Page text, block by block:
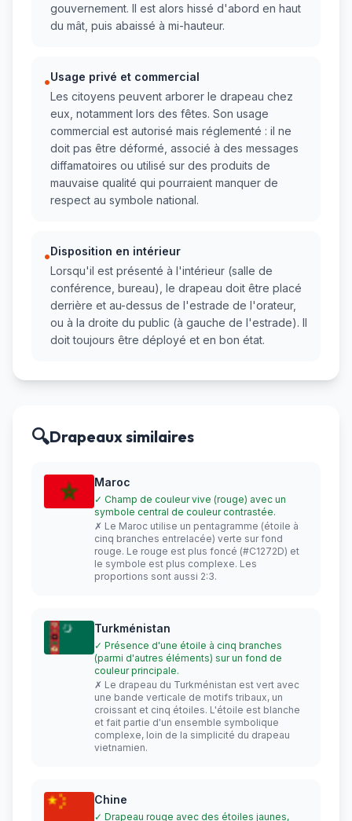
gouvernement. Il est alors hissé d'abord en haut
du mât, puis abaissé à mi-hauteur.
•Usage privé et commercial
Les citoyens peuvent arborer le drapeau chez
eux, notamment lors des fêtes. Son usage
commercial est autorisé mais réglementé : il ne
doit pas être déformé, associé à des messages
diffamatoires ou utilisé sur des produits de
mauvaise qualité qui pourraient manquer de
respect au symbole national.
•Disposition en intérieur
Lorsqu'il est présenté à l'intérieur (salle de
conférence, bureau), le drapeau doit être placé
derrière et au-dessus de l'estrade de l'orateur,
ou à la droite du public (à gauche de l'estrade). Il
doit toujours être déployé et en bon état.
🔍Drapeaux similaires
Maroc
✓ Champ de couleur vive (rouge) avec un
symbole central de couleur contrastée.
✗ Le Maroc utilise un pentagramme (étoile à
cinq branches entrelacée) verte sur fond
rouge. Le rouge est plus foncé (#C1272D) et
le symbole est plus complexe. Les
proportions sont aussi 2:3.
Turkménistan
✓ Présence d'une étoile à cinq branches
(parmi d'autres éléments) sur un fond de
couleur principale.
✗ Le drapeau du Turkménistan est vert avec
une bande verticale de motifs tribaux, un
croissant et cinq étoiles. L'étoile est blanche
et fait partie d'un ensemble symbolique
complexe, loin de la simplicité du drapeau
vietnamien.
Chine
✓ Drapeau rouge avec des étoiles jaunes,